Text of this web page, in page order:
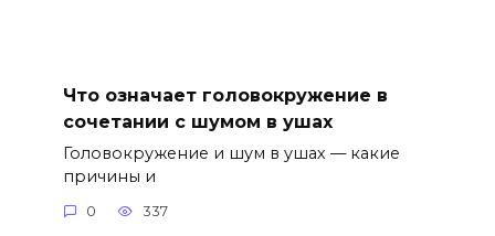
Что означает головокружение в
сочетании с шумом в ушах
Головокружение и шум в ушах — какие
причины и
0 337